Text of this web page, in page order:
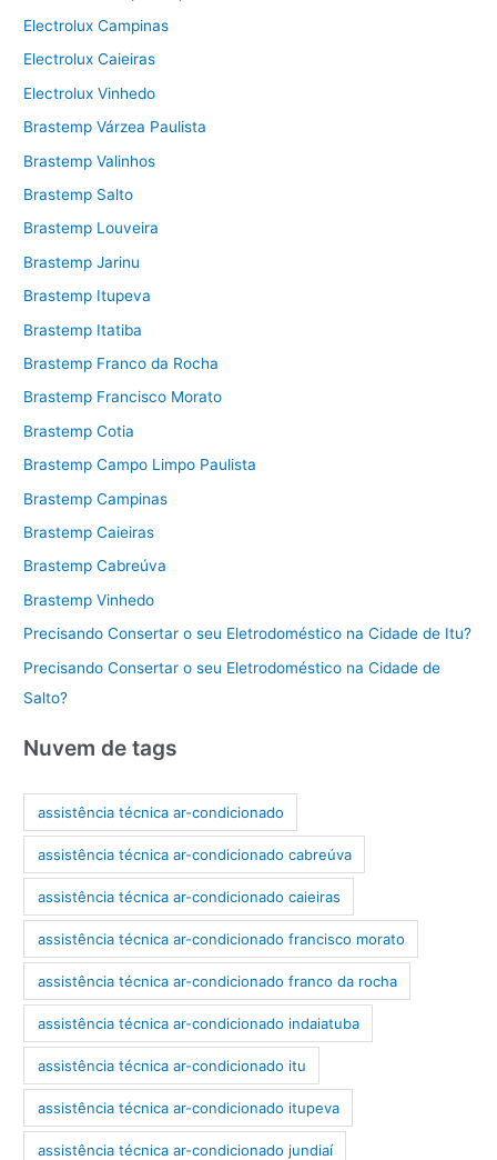
Electrolux Campinas
Electrolux Caieiras
Electrolux Vinhedo
Brastemp Várzea Paulista
Brastemp Valinhos
Brastemp Salto
Brastemp Louveira
Brastemp Jarinu
Brastemp Itupeva
Brastemp Itatiba
Brastemp Franco da Rocha
Brastemp Francisco Morato
Brastemp Cotia
Brastemp Campo Limpo Paulista
Brastemp Campinas
Brastemp Caieiras
Brastemp Cabreúva
Brastemp Vinhedo
Precisando Consertar o seu Eletrodoméstico na Cidade de Itu?
Precisando Consertar o seu Eletrodoméstico na Cidade de
Salto?
Nuvem de tags
assistência técnica ar-condicionado
assistência técnica ar-condicionado cabreúva
assistência técnica ar-condicionado caieiras
assistência técnica ar-condicionado francisco morato
assistência técnica ar-condicionado franco da rocha
assistência técnica ar-condicionado indaiatuba
assistência técnica ar-condicionado itu
assistência técnica ar-condicionado itupeva
assistência técnica ar-condicionado jundiaí